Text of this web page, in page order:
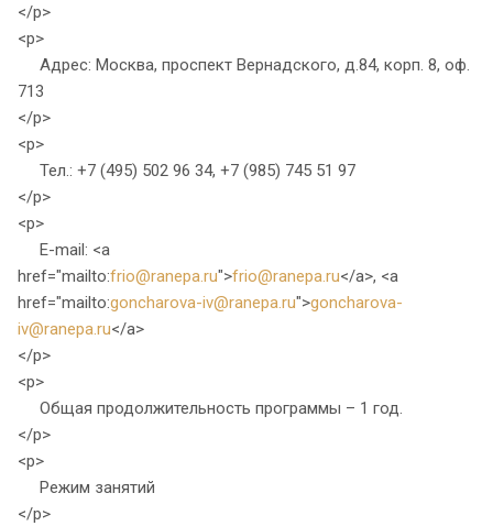
</p>
<p>
Адрес: Москва, проспект Вернадского, д.84, корп. 8, оф.
713
</p>
<p>
Тел.: +7 (495) 502 96 34, +7 (985) 745 51 97
</p>
<p>
E-mail: <a
href="mailto:frio@ranepa.ru">frio@ranepa.ru</a>, <a
href="mailto:goncharova-iv@ranepa.ru">goncharova-
iv@ranepa.ru</a>
</p>
<p>
Общая продолжительность программы – 1 год.
</p>
<p>
Режим занятий
</p>